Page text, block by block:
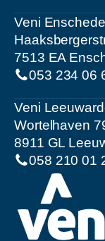
Veni Enschede
7513 EA
053 234 06
Veni
Wortelhaven
8911 GL
058 210 01